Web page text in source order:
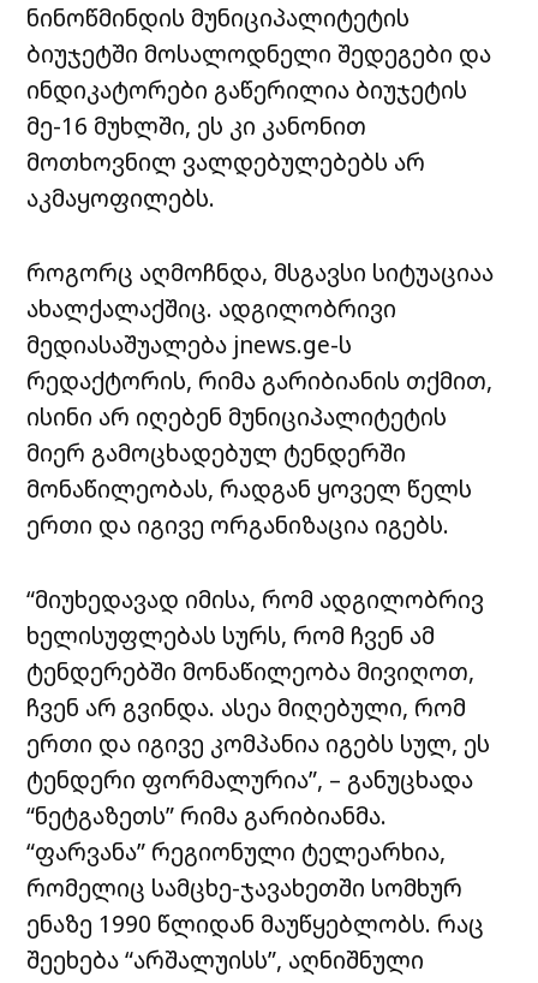
ნინოწმინდის მუნიციპალიტეტის
ბიუჯეტში მოსალოდნელი შედეგები და
ინდიკატორები გაწერილია ბიუჯეტის
მე-16 მუხლში, ეს კი კანონით
მოთხოვნილ ვალდებულებებს არ
აკმაყოფილებს.
როგორც აღმოჩნდა, მსგავსი სიტუაციაა
ახალქალაქშიც. ადგილობრივი
მედიასაშუალება jnews.ge-ს
რედაქტორის, რიმა გარიბიანის თქმით,
ისინი არ იღებენ მუნიციპალიტეტის
მიერ გამოცხადებულ ტენდერში
მონაწილეობას, რადგან ყოველ წელს
ერთი და იგივე ორგანიზაცია იგებს.
“მიუხედავად იმისა, რომ ადგილობრივ
ხელისუფლებას სურს, რომ ჩვენ ამ
ტენდერებში მონაწილეობა მივიღოთ,
ჩვენ არ გვინდა. ასეა მიღებული, რომ
ერთი და იგივე კომპანია იგებს სულ, ეს
ტენდერი ფორმალურია”, – განუცხადა
“ნეტგაზეთს” რიმა გარიბიანმა.
“ფარვანა” რეგიონული ტელეარხია,
რომელიც სამცხე-ჯავახეთში სომხურ
ენაზე 1990 წლიდან მაუწყებლობს. რაც
შეეხება “არშალუისს”, აღნიშნული